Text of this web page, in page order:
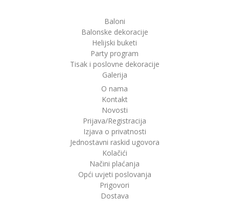
Baloni
Balonske dekoracije
Helijski buketi
Party program
Tisak i poslovne dekoracije
Galerija
O nama
Kontakt
Novosti
Prijava/Registracija
Izjava o privatnosti
Jednostavni raskid ugovora
Kolačići
Načini plaćanja
Opći uvjeti poslovanja
Prigovori
Dostava